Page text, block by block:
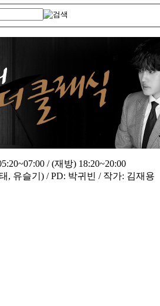
/ (재방) 18:20~20:00
, 유슬기) / PD: 박귀빈 / 작가: 김재용